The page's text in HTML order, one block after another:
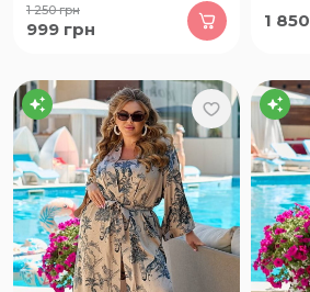
1 250грн
999 грн 1 850